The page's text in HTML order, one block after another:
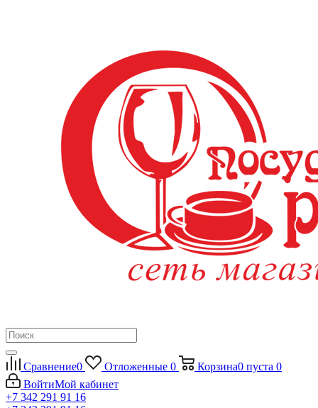
Сравнение0 Отложенные 0 Корзина0 пуста 0
ВойтиМой кабинет
+7 342 291 91 16